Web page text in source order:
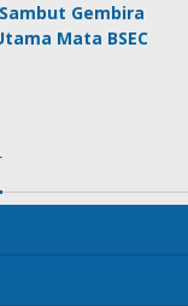
Gembira
Mata BSEC